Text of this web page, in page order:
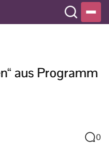
aus Programm
0